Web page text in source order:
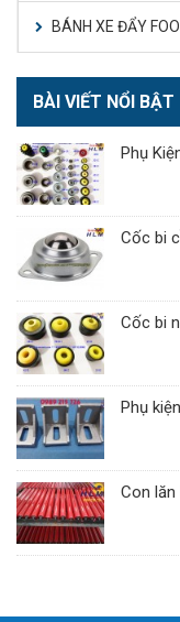
BÁNH XE ĐẨY
BÀI VIẾT NỔI BẬT
Phụ
Cốc bi
Cốc bi
Phụ
Con lăn